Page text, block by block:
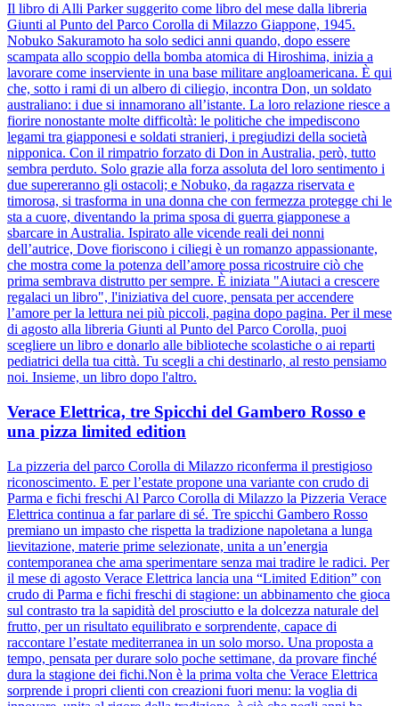
Il libro di Alli Parker suggerito come libro del mese dalla libreria
Giunti al Punto del Parco Corolla di Milazzo Giappone, 1945.
Nobuko Sakuramoto ha solo sedici anni quando, dopo essere
scampata allo scoppio della bomba atomica di Hiroshima, inizia a
lavorare come inserviente in una base militare angloamericana. È qui
che, sotto i rami di un albero di ciliegio, incontra Don, un soldato
australiano: i due si innamorano all’istante. La loro relazione riesce a
fiorire nonostante molte difficoltà: le politiche che impediscono
legami tra giapponesi e soldati stranieri, i pregiudizi della società
nipponica. Con il rimpatrio forzato di Don in Australia, però, tutto
sembra perduto. Solo grazie alla forza assoluta del loro sentimento i
due supereranno gli ostacoli; e Nobuko, da ragazza riservata e
timorosa, si trasforma in una donna che con fermezza protegge chi le
sta a cuore, diventando la prima sposa di guerra giapponese a
sbarcare in Australia. Ispirato alle vicende reali dei nonni
dell’autrice, Dove fioriscono i ciliegi è un romanzo appassionante,
che mostra come la potenza dell’amore possa ricostruire ciò che
prima sembrava distrutto per sempre. È iniziata "Aiutaci a crescere
regalaci un libro", l'iniziativa del cuore, pensata per accendere
l’amore per la lettura nei più piccoli, pagina dopo pagina. Per il mese
di agosto alla libreria Giunti al Punto del Parco Corolla, puoi
scegliere un libro e donarlo alle biblioteche scolastiche o ai reparti
pediatrici della tua città. Tu scegli a chi destinarlo, al resto pensiamo
noi. Insieme, un libro dopo l'altro.
Verace Elettrica, tre Spicchi del Gambero Rosso e
una pizza limited edition
La pizzeria del parco Corolla di Milazzo riconferma il prestigioso
riconoscimento. E per l’estate propone una variante con crudo di
Parma e fichi freschi Al Parco Corolla di Milazzo la Pizzeria Verace
Elettrica continua a far parlare di sé. Tre spicchi Gambero Rosso
premiano un impasto che rispetta la tradizione napoletana a lunga
lievitazione, materie prime selezionate, unita a un’energia
contemporanea che ama sperimentare senza mai tradire le radici. Per
il mese di agosto Verace Elettrica lancia una “Limited Edition” con
crudo di Parma e fichi freschi di stagione: un abbinamento che gioca
sul contrasto tra la sapidità del prosciutto e la dolcezza naturale del
frutto, per un risultato equilibrato e sorprendente, capace di
raccontare l’estate mediterranea in un solo morso. Una proposta a
tempo, pensata per durare solo poche settimane, da provare finché
dura la stagione dei fichi.Non è la prima volta che Verace Elettrica
sorprende i propri clienti con creazioni fuori menu: la voglia di